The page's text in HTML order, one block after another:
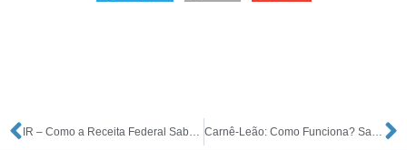
IR – Como a Receita Federal Sabe Quanto Eu Recebi e Gastei? Carnê-Leão: Como Funciona? Saiba Se Você Precisa Pagar